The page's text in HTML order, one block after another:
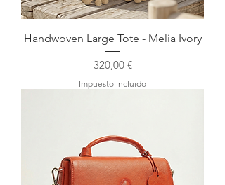
Handwoven Large Tote - Melia Ivory
Precio
320,00 €
Impuesto incluido